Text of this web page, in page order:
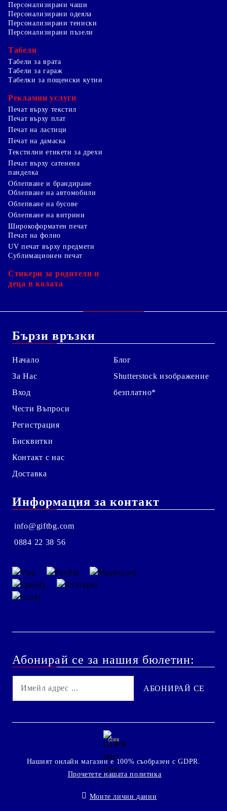
Персонализирани чаши
Персонализирани одеяла
Персонализирани тениски
Персонализирани пъзели
Табели
Табели за врата
Табели за гараж
Табелки за пощенски кутии
Рекламни услуги
Печат върху текстил
Печат върху плат
Печат на ластици
Печат на дамаска
Текстилни етикети за дрехи
Печат върху сатенена
панделка
Облепване и брандиране
Облепване на автомобили
Облепване на бусове
Облепване на витрини
Широкоформатен печат
Печат на фолио
UV печат върху предмети
Сублимационен печат
Стикери за родители и
деца в колата
Бързи връзки
Начало
За Нас
Вход
Чести Въпроси
Регистрация
Бисквитки
Контакт с нас
Доставка
Блог
Shutterstock изображение
безплатно*
Информация за контакт
info@giftbg.com
0884 22 38 56
Абонирай се за нашия бюлетин:
GDPR
Нашият онлайн магазин е 100% съобразен с GDPR.
Прочетете нашата политика
Моите лични данни